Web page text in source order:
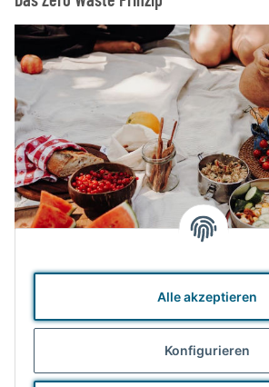
Alle akzeptieren
Konfigurieren
Zero Waste bedeutet sowohl "Null Müll" als
Verschwendung". Im Kern dreht sich
bewussten Umgang mit Ressourcen.
machen, dass es sich bei